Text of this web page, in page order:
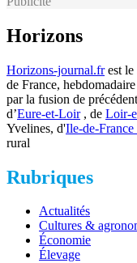
Horizons
Horizons-journal.frest le
de France,
par la fusion de
d’Eure-et-Loir, de Loir-
Yvelines, d'Ile-de-France
rural
Rubriques
Actualités
Cultures &
Économie
Élevage